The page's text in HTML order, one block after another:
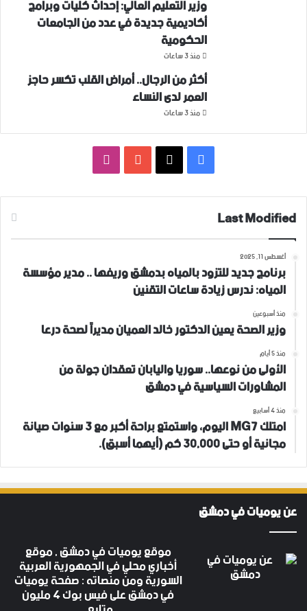
وزير التعليم العالي: إحداث كليات وبرامج
أكاديمية جديدة في عدد من الجامعات
الحكومية
منذ 3 ساعات
أكثر من الرجال.. أمراض القلب تكسر حاجز
العمر لدى النساء
منذ 3 ساعات
فيسبوك ‫YouTube
Last Modified
أغسطس 11, 2025
برنامج جديد للتزود بالمياه بدمشق وريفها .. مدير مؤسسة
المياه: ندرس زيادة ساعات التقنين
منذ أسبوعين
وزير الصحة يعين الدكتور خالد العميان مديراً لصحة درعا
منذ 5 أيام
الأولى من نوعها.. سوريا واليابان تعقدان جولة من
المشاورات السياسية في دمشق
منذ 4 أسابيع
امتلك MG7 اليوم، واستمتع براحة أكبر مع 3 سنوات صيانة
مجانية أو حتى 30,000 كم (أيهما أسبق).
عن يوميات في دمشق
موقع يوميات في دمشق , موقع
أخباري محلي في الجمهورية العربية
السورية ومن منصاته : صفحة يوميات
في دمشق على فيس بوك 4 مليون